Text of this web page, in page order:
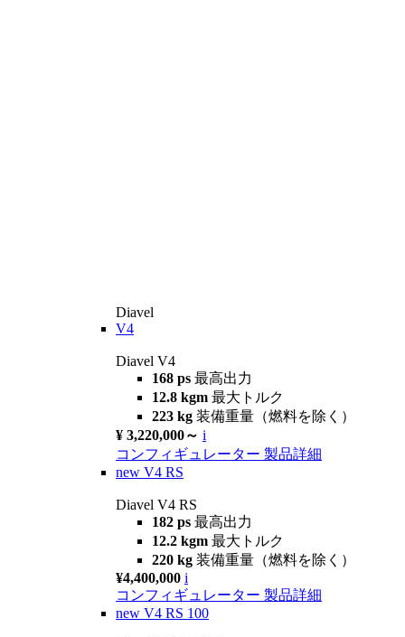
Diavel
V4
Diavel V4
168 ps 最高出力
12.8 kgm 最大トルク
223 kg 装備重量（燃料を除く）
¥ 3,220,000～ i
コンフィギュレーター 製品詳細
new V4 RS
Diavel V4 RS
182 ps 最高出力
12.2 kgm 最大トルク
220 kg 装備重量（燃料を除く）
¥4,400,000 i
コンフィギュレーター 製品詳細
new V4 RS 100